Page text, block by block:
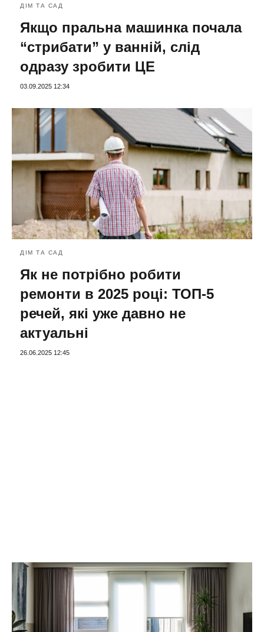
ДІМ ТА САД
Якщо пральна машинка почала
“стрибати” у ванній, слід
одразу зробити ЦЕ
03.09.2025 12:34
ДІМ ТА САД
Як не потрібно робити
ремонти в 2025 році: ТОП-5
речей, які уже давно не
актуальні
26.06.2025 12:45